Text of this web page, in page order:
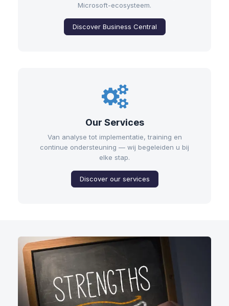
Microsoft-ecosysteem.
Discover Business Central
Our Services
Van analyse tot implementatie, training en
continue ondersteuning — wij begeleiden u bij
elke stap.
Discover our services